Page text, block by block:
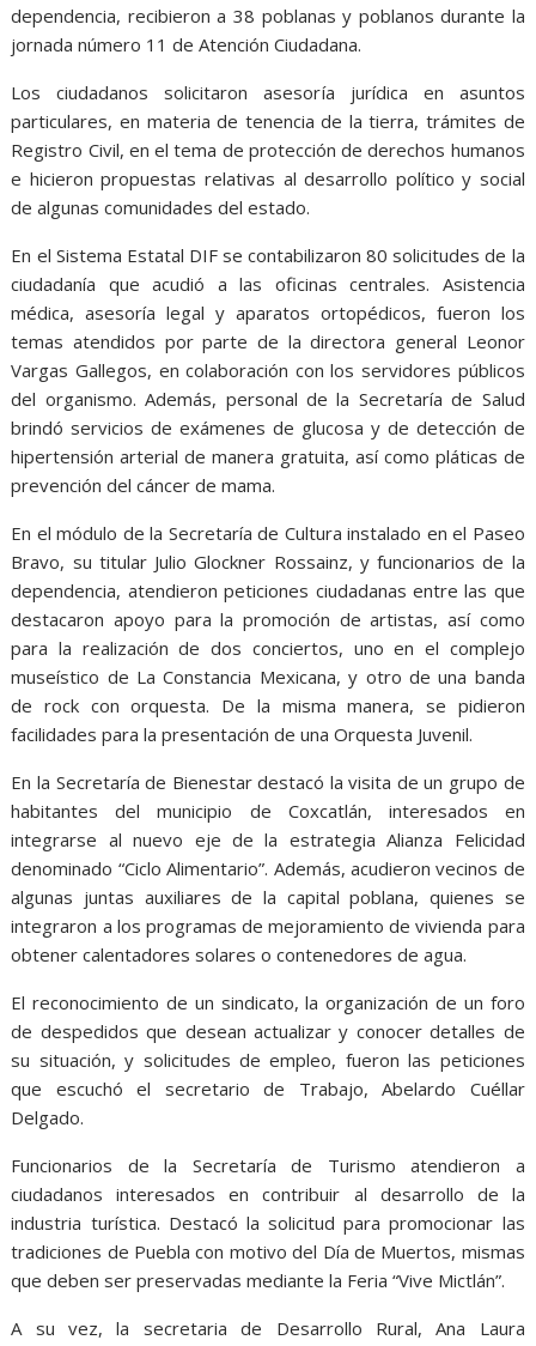
dependencia, recibieron a 38 poblanas y poblanos durante la
jornada número 11 de Atención Ciudadana.
Los ciudadanos solicitaron asesoría jurídica en asuntos
particulares, en materia de tenencia de la tierra, trámites de
Registro Civil, en el tema de protección de derechos humanos
e hicieron propuestas relativas al desarrollo político y social
de algunas comunidades del estado.
En el Sistema Estatal DIF se contabilizaron 80 solicitudes de la
ciudadanía que acudió a las oficinas centrales. Asistencia
médica, asesoría legal y aparatos ortopédicos, fueron los
temas atendidos por parte de la directora general Leonor
Vargas Gallegos, en colaboración con los servidores públicos
del organismo. Además, personal de la Secretaría de Salud
brindó servicios de exámenes de glucosa y de detección de
hipertensión arterial de manera gratuita, así como pláticas de
prevención del cáncer de mama.
En el módulo de la Secretaría de Cultura instalado en el Paseo
Bravo, su titular Julio Glockner Rossainz, y funcionarios de la
dependencia, atendieron peticiones ciudadanas entre las que
destacaron apoyo para la promoción de artistas, así como
para la realización de dos conciertos, uno en el complejo
museístico de La Constancia Mexicana, y otro de una banda
de rock con orquesta. De la misma manera, se pidieron
facilidades para la presentación de una Orquesta Juvenil.
En la Secretaría de Bienestar destacó la visita de un grupo de
habitantes del municipio de Coxcatlán, interesados en
integrarse al nuevo eje de la estrategia Alianza Felicidad
denominado “Ciclo Alimentario”. Además, acudieron vecinos de
algunas juntas auxiliares de la capital poblana, quienes se
integraron a los programas de mejoramiento de vivienda para
obtener calentadores solares o contenedores de agua.
El reconocimiento de un sindicato, la organización de un foro
de despedidos que desean actualizar y conocer detalles de
su situación, y solicitudes de empleo, fueron las peticiones
que escuchó el secretario de Trabajo, Abelardo Cuéllar
Delgado.
Funcionarios de la Secretaría de Turismo atendieron a
ciudadanos interesados en contribuir al desarrollo de la
industria turística. Destacó la solicitud para promocionar las
tradiciones de Puebla con motivo del Día de Muertos, mismas
que deben ser preservadas mediante la Feria “Vive Mictlán”.
A su vez, la secretaria de Desarrollo Rural, Ana Laura